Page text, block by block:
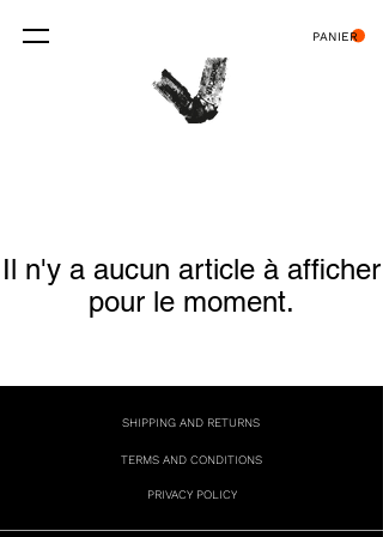
PANIER
Il n'y a aucun article à afficher
pour le moment.
SHIPPING AND RETURNS
TERMS AND CONDITIONS
PRIVACY POLICY